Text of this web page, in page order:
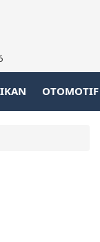
OTOMOTIF